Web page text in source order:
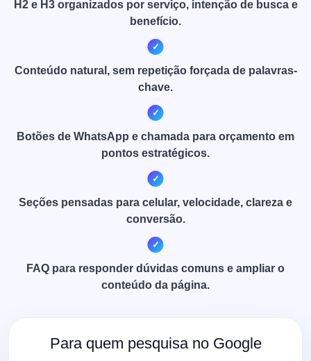
H2 e H3 organizados por serviço, intenção de busca e
benefício.
Conteúdo natural, sem repetição forçada de palavras-
chave.
Botões de WhatsApp e chamada para orçamento em
pontos estratégicos.
Seções pensadas para celular, velocidade, clareza e
conversão.
FAQ para responder dúvidas comuns e ampliar o
conteúdo da página.
Para quem pesquisa no Google